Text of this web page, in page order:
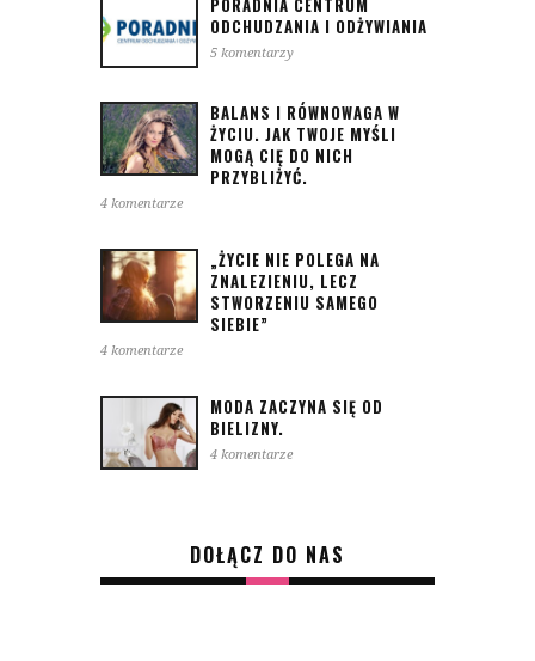
ODCHUDZANIA I ODŻYWIANIA
5 komentarzy
BALANS I RÓWNOWAGA W
ŻYCIU. JAK TWOJE MYŚLI
MOGĄ CIĘ DO NICH
PRZYBLIŻYĆ.
4 komentarze
„ŻYCIE NIE POLEGA NA
ZNALEZIENIU, LECZ
STWORZENIU SAMEGO
SIEBIE”
4 komentarze
MODA ZACZYNA SIĘ OD
BIELIZNY.
4 komentarze
DOŁĄCZ DO NAS